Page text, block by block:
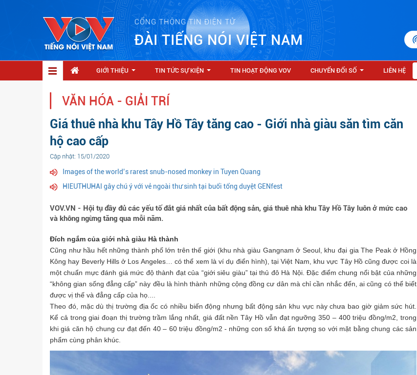
CỔNG THÔNG TIN ĐIỆN TỬ
ĐÀI TIẾNG NÓI VIỆT NAM
GIỚI THIỆU TIN TỨC SỰ KIỆN TIN HOẠT ĐỘNG VOV CHUYỂN ĐỔI SỐ LIÊN HỆ
VĂN HÓA - GIẢI TRÍ
Giá thuê nhà khu Tây Hồ Tây tăng cao - Giới nhà giàu săn tìm căn
hộ cao cấp
Cập nhật: 15/01/2020
Images of the world’s rarest snub-nosed monkey in Tuyen Quang
HIEUTHUHAI gây chú ý với vẻ ngoài thư sinh tại buổi tổng duyệt GENfest
VOV.VN - Hội tụ đầy đủ các yếu tố đắt giá nhất của bất động sản, giá thuê nhà khu Tây Hồ Tây luôn ở mức cao
và không ngừng tăng qua mỗi năm.
Đích ngắm của giới nhà giàu Hà thành
Cũng như hầu hết những thành phố lớn trên thế giới (khu nhà giàu Gangnam ở Seoul, khu đại gia The Peak ở Hồng
Kông hay Beverly Hills ở Los Angeles… có thể xem là ví dụ điển hình), tại Việt Nam, khu vực Tây Hồ cũng được coi là
một chuẩn mực đánh giá mức độ thành đạt của “giới siêu giàu” tại thủ đô Hà Nội. Đặc điểm chung nổi bật của những
“không gian sống đẳng cấp” này đều là hình thành những cộng đồng cư dân mà chỉ cần nhắc đến, ai cũng có thể biết
được vị thế và đẳng cấp của họ....
Theo đó, mặc dù thị trường địa ốc có nhiều biến động nhưng bất động sản khu vực này chưa bao giờ giảm sức hút.
Kể cả trong giai đoạn thị trường trầm lắng nhất, giá đất nền Tây Hồ vẫn đạt ngưỡng 350 – 400 triệu đồng/m2, trong
khi giá căn hộ chung cư đạt đến 40 – 60 triệu đồng/m2 - những con số khá ấn tượng so với mặt bằng chung các sản
phẩm cùng phân khúc.